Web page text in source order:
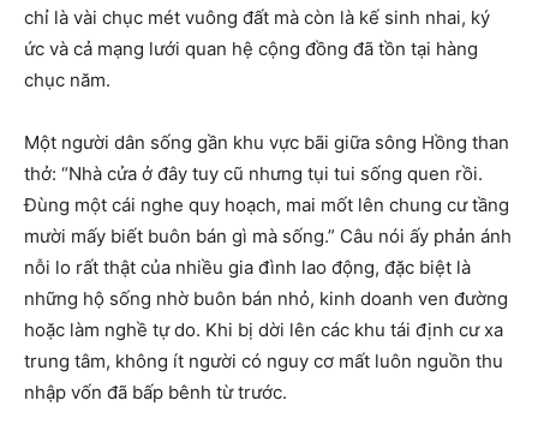
chỉ là vài chục mét vuông đất mà còn là kế sinh nhai, ký
ức và cả mạng lưới quan hệ cộng đồng đã tồn tại hàng
chục năm.
Một người dân sống gần khu vực bãi giữa sông Hồng than
thở: “Nhà cửa ở đây tuy cũ nhưng tụi tui sống quen rồi.
Đùng một cái nghe quy hoạch, mai mốt lên chung cư tầng
mười mấy biết buôn bán gì mà sống.” Câu nói ấy phản ánh
nỗi lo rất thật của nhiều gia đình lao động, đặc biệt là
những hộ sống nhờ buôn bán nhỏ, kinh doanh ven đường
hoặc làm nghề tự do. Khi bị dời lên các khu tái định cư xa
trung tâm, không ít người có nguy cơ mất luôn nguồn thu
nhập vốn đã bấp bênh từ trước.